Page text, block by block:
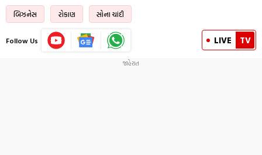
બિઝનેસ રોકાણ સોના ચાંદી
Follow Us LIVE TV